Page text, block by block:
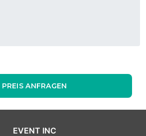
PREIS ANFRAGEN
EVENT INC